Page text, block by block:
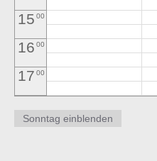
15 00
16 00
17 00